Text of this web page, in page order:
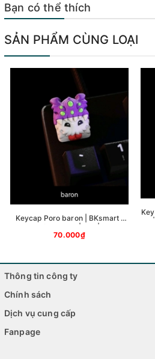
𝐁𝐊𝐝𝐞𝐜𝐨𝐫 : Đ𝐢𝐞̣̂𝐧 𝐭𝐡𝐨𝐚̣𝐢 - 𝐩𝐡𝐮̣ 𝐤𝐢𝐞̣̂𝐧 - đ𝐨̂̀
* 𝐁𝐚́𝐧 𝐜𝐚́𝐜 𝐬𝐚̉𝐧 𝐩𝐡𝐚̂̉𝐦 𝐤𝐞𝐲𝐜𝐚𝐩 𝐯𝐨̛́𝐢 𝐧𝐡𝐢𝐞̂̀𝐮
* 𝐓𝐡𝐢𝐞̂́𝐭 𝐤𝐞̂́ - 𝐭𝐚̣𝐨 𝐦𝐚̂̃𝐮 𝐦𝐚̂̃𝐮 𝐢𝐧 𝟑𝐃 𝐭𝐡𝐞𝐨
* 𝐂𝐨́ 𝐠𝐢𝐚́ 𝐮̛𝐮 đ𝐚̃𝐢 𝐜𝐡𝐨 đ𝐚̣𝐢 𝐥𝐲́ 𝐥𝐚̂́𝐲 𝐬𝐨̂́ 𝐥𝐮̛𝐨̛̣𝐧𝐠
Bạn có thể thích
SẢN PHẨM CÙNG LOẠI
Keycap Poro baron | BKsmart |
League of Legends | LoL | Keycap
Bàn phím cơ | Liên Minh Huyền
70.000₫
Thông tin công ty
Chính sách
Dịch vụ cung cấp
Fanpage